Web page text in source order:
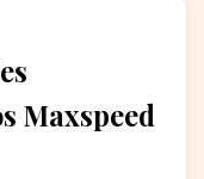
Maxspeed